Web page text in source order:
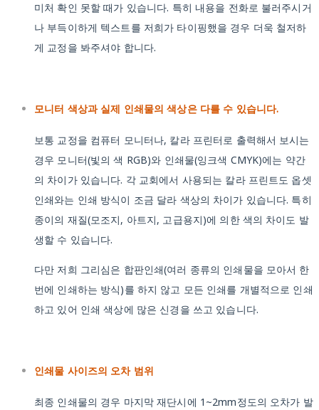
미처 확인 못할 때가 있습니다. 특히 내용을 전화로 불러주시거
나 부득이하게 텍스트를 저희가 타이핑했을 경우 더욱 철저하
게 교정을 봐주셔야 합니다.
모니터 색상과 실제 인쇄물의 색상은 다를 수 있습니다.
보통 교정을 컴퓨터 모니터나, 칼라 프린터로 출력해서 보시는
경우 모니터(빛의 색 RGB)와 인쇄물(잉크색 CMYK)에는 약간
의 차이가 있습니다. 각 교회에서 사용되는 칼라 프린트도 옵셋
인쇄와는 인쇄 방식이 조금 달라 색상의 차이가 있습니다. 특히
종이의 재질(모조지, 아트지, 고급용지)에 의한 색의 차이도 발
생할 수 있습니다.
다만 저희 그리심은 합판인쇄(여러 종류의 인쇄물을 모아서 한
번에 인쇄하는 방식)를 하지 않고 모든 인쇄를 개별적으로 인쇄
하고 있어 인쇄 색상에 많은 신경을 쓰고 있습니다.
인쇄물 사이즈의 오차 범위
최종 인쇄물의 경우 마지막 재단시에 1~2mm정도의 오차가 발